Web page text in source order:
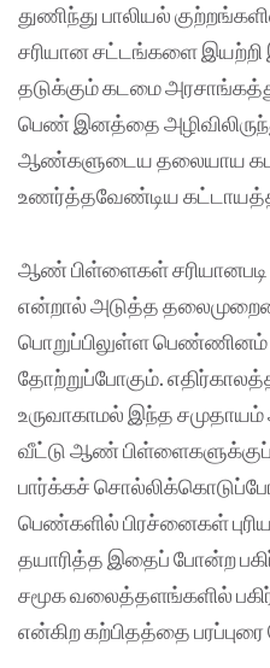
துணிந்து பாலியல்
சரியான சட்டங்களை
தடுக்கும் கடமை
பெண் இனத்தை
ஆண்களுடைய தலையாய
உணர்த்தவேண்டிய
ஆண் பிள்ளைகள்
என்றால் அடுத்த
பொறுப்பிலுள்ள பெண்ணினம்
தோற்றுப்போகும்.
உருவாகாமல் இந்த சமுதாயம்
வீட்டு ஆண்
பார்க்கச்
பெண்களில் பிரச்னைகள்
தயாரித்த இதைப் போன்ற
சமூக வலைத்தளங்களில்
என்கிற கற்பிதத்தை